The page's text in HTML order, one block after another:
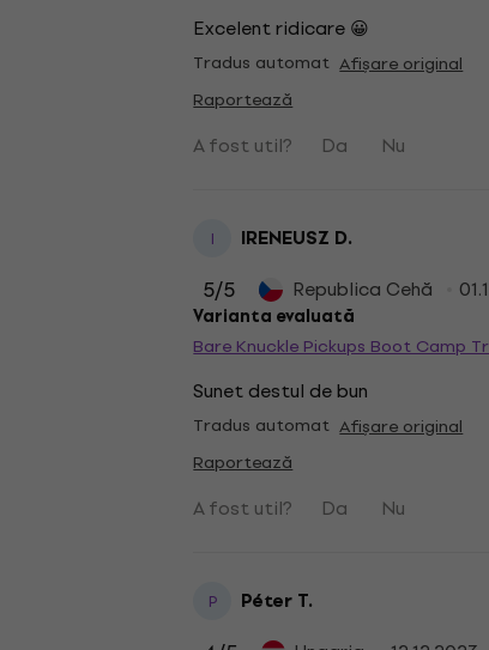
Excelent ridicare 😀
Tradus automat Afișare original
Raportează
A fost util? Da Nu
I IRENEUSZ D.
5/5 Republica Cehă
Varianta evaluată
Bare Knuckle Pickups Boot Camp
Sunet destul de bun
Tradus automat Afișare original
Raportează
A fost util? Da Nu
P Péter T.